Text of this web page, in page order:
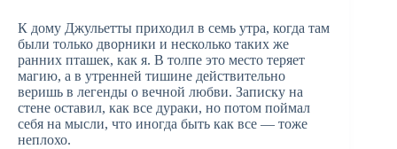
К дому Джульетты приходил в семь утра, когда там
были только дворники и несколько таких же
ранних пташек, как я. В толпе это место теряет
магию, а в утренней тишине действительно
веришь в легенды о вечной любви. Записку на
стене оставил, как все дураки, но потом поймал
себя на мысли, что иногда быть как все — тоже
неплохо.